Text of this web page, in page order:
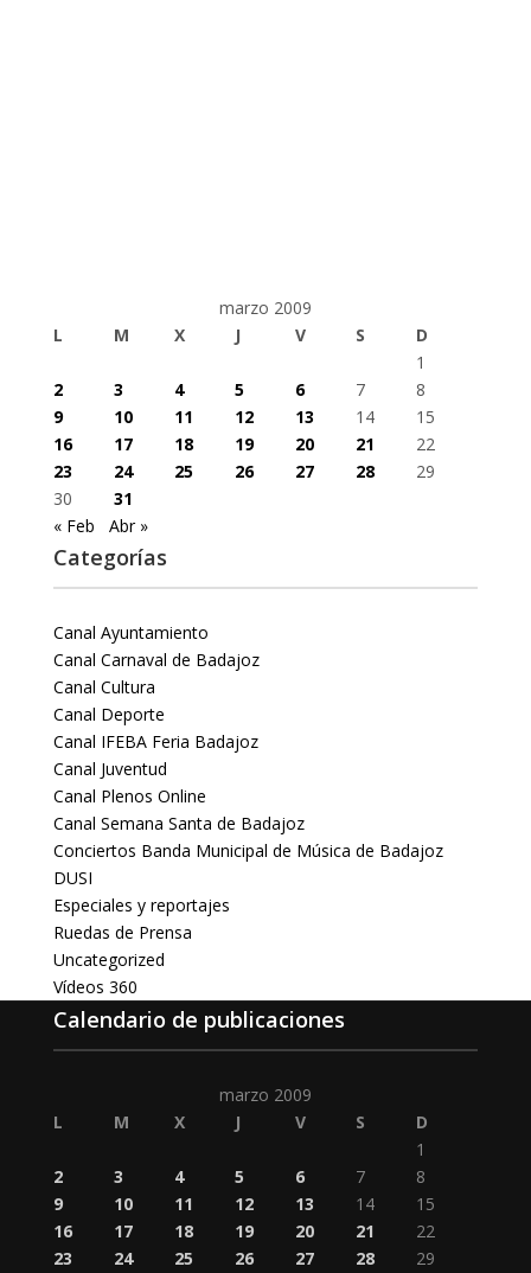
marzo 2009
L
M X J V S
D
1
2
3 4 5 6 7
8
9
10 11 12 13 14
15
16
17 18 19 20 21
22
23
24 25 26 27 28
29
30
31
« Feb
Abr »
Categorías
Canal Ayuntamiento
Canal Carnaval de Badajoz
Canal Cultura
Canal Deporte
Canal IFEBA Feria Badajoz
Canal Juventud
Canal Plenos Online
Canal Semana Santa de Badajoz
Conciertos Banda Municipal de Música de Badajoz
DUSI
Especiales y reportajes
Ruedas de Prensa
Uncategorized
Vídeos 360
Calendario de publicaciones
marzo 2009
L
M X J V S
D
1
2
3 4 5 6 7
8
9
10 11 12 13 14
15
16
17 18 19 20 21
22
23
24 25 26 27 28
29